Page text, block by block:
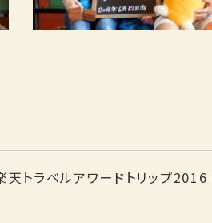
天トラベルアワードトリップ2016